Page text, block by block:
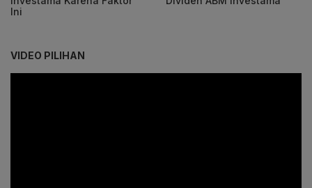
Ini
VIDEO PILIHAN